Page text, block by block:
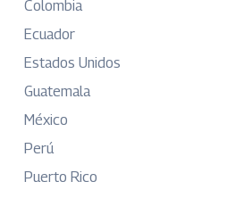
Colombia
Ecuador
Estados Unidos
Guatemala
México
Perú
Puerto Rico